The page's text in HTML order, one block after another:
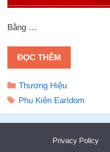
Bằng …
ĐỌC THÊM
Danh
mục
Thương Hiệu
Thẻ
Phụ Kiện Earldom
Privacy Policy